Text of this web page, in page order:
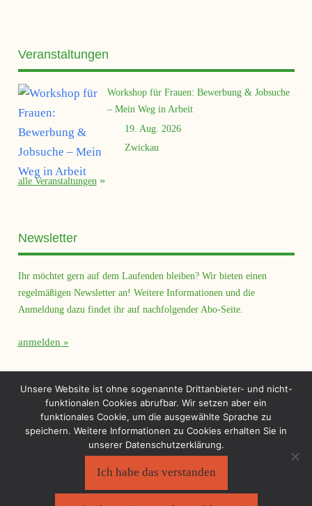
Veranstaltungen
Workshop für Frauen: Bewerbung & Jobsuche
– Mein Weg in Arbeit
19. Aug. 2026
Zwickau
alle Veranstaltungen
Newsletter
Ihr möchtet gern auf dem Laufenden bleiben? Wir bieten einen
regelmäßigen Newsletter an! Weitere Informationen und die
Anmeldung dazu findet ihr auf nachfolgender Abo-Seite.
anmelden
Unsere Website ist ohne sogenannte Drittanbieter- und nicht-
funktionalen Cookies abrufbar. Wir setzen aber ein
funktionales Cookie, um die ausgewählte Sprache zu
speichern. Weitere Informationen zu Cookies erhalten Sie in
unserer Datenschutzerklärung.
Ich habe das verstanden